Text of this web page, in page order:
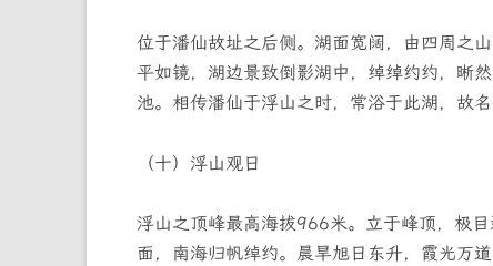
位于潘仙故址之后侧。湖面宽阔，由四周之
平如镜，湖边景致倒影湖中，绰绰约约，晰
池。相传潘仙于浮山之时，常浴于此湖，故名
（十）浮山观日
浮山之顶峰最高海拔966米。立于峰顶，极
面，南海归帆绰约。晨旱旭日东升，霞光万